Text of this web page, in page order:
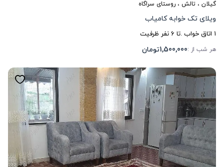
گیلان ، تالش ، روستای سراگاه
ویلای تک خوابه کامیاب
1 اتاق خواب .تا 6نفر ظرفیت
هر شب از :1,500,000تومان